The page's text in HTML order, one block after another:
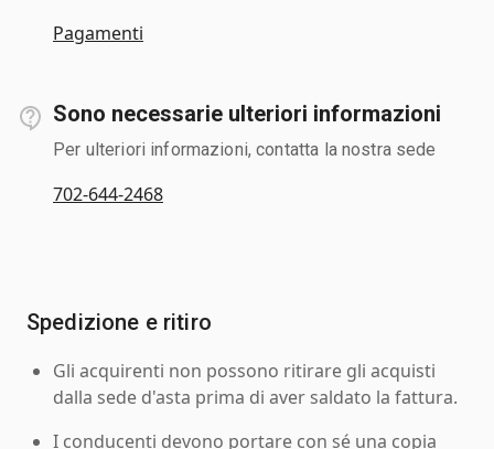
Pagamenti
Sono necessarie ulteriori informazioni
Per ulteriori informazioni, contatta la nostra sede
702-644-2468
Spedizione e ritiro
Gli acquirenti non possono ritirare gli acquisti
dalla sede d'asta prima di aver saldato la fattura.
I conducenti devono portare con sé una copia